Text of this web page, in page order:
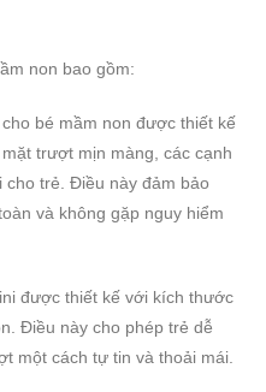
non bao gồm:
cho bé mầm non được thiết kế
trượt mịn màng, các cạnh
cho trẻ. Điều này đảm bảo
và không gặp nguy hiểm
được thiết kế với kích thước
Điều này cho phép trẻ dễ
một cách tự tin và thoải mái.